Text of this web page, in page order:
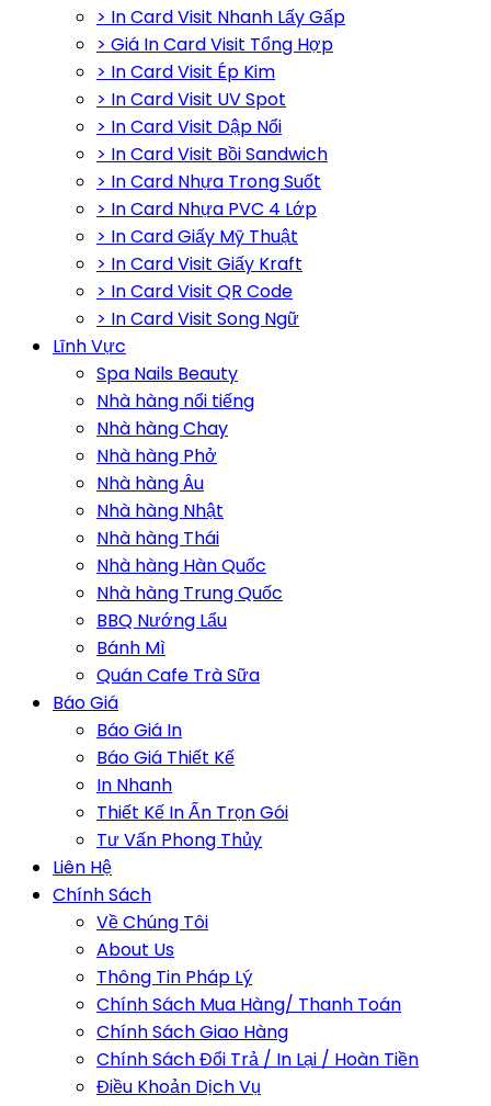
> In Card Visit Nhanh Lấy Gấp
> Giá In Card Visit Tổng Hợp
> In Card Visit Ép Kim
> In Card Visit UV Spot
> In Card Visit Dập Nổi
> In Card Visit Bồi Sandwich
> In Card Nhựa Trong Suốt
> In Card Nhựa PVC 4 Lớp
> In Card Giấy Mỹ Thuật
> In Card Visit Giấy Kraft
> In Card Visit QR Code
> In Card Visit Song Ngữ
Lĩnh Vực
Spa Nails Beauty
Nhà hàng nổi tiếng
Nhà hàng Chay
Nhà hàng Phở
Nhà hàng Âu
Nhà hàng Nhật
Nhà hàng Thái
Nhà hàng Hàn Quốc
Nhà hàng Trung Quốc
BBQ Nướng Lẩu
Bánh Mì
Quán Cafe Trà Sữa
Báo Giá
Báo Giá In
Báo Giá Thiết Kế
In Nhanh
Thiết Kế In Ấn Trọn Gói
Tư Vấn Phong Thủy
Liên Hệ
Chính Sách
Về Chúng Tôi
About Us
Thông Tin Pháp Lý
Chính Sách Mua Hàng/ Thanh Toán
Chính Sách Giao Hàng
Chính Sách Đổi Trả / In Lại / Hoàn Tiền
Điều Khoản Dịch Vụ